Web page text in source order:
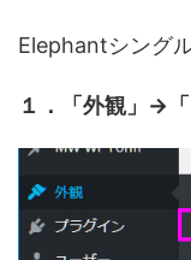
Elephantシング
１．「外観」→